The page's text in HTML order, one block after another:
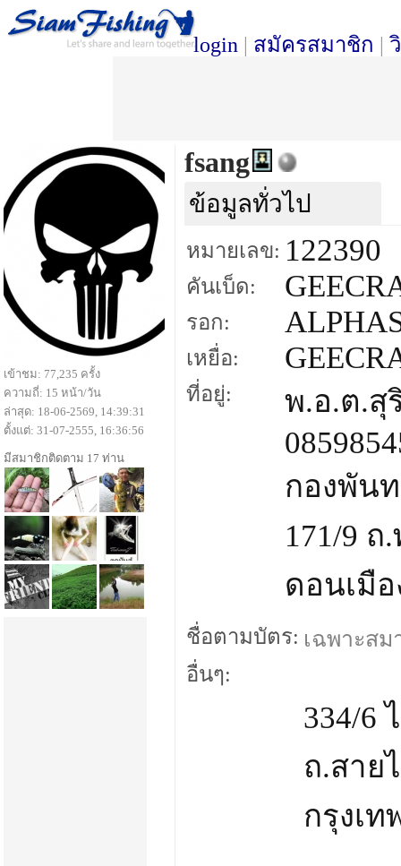
login | สมัครสมาชิก |
fsang
ข้อมูลทั่วไป
หมายเลข: 122390
คันเบ็ด:
รอก:
เหยื่อ:
ที่อยู่:
พ.อ.ต.สุ
กองพัน
171/9
ดอนเมือ
ชื่อตามบัตร: เฉพาะส
อื่นๆ:
334/6
ถ.สาย
กรุงเ
เข้าชม: 77,235 ครั้ง
ความถี่: 15 หน้า/วัน
ล่าสุด: 18-06-2569, 14:39:31
ตั้งแต่: 31-07-2555, 16:36:56
มีสมาชิกติดตาม 17 ท่าน